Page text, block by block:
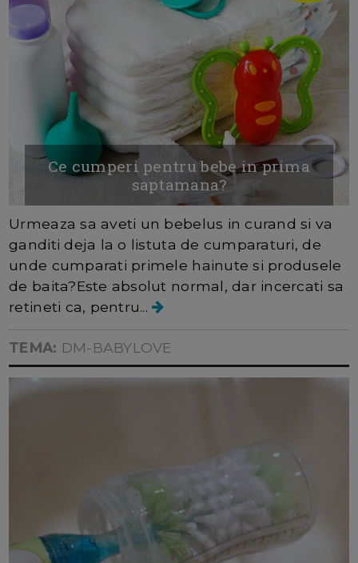
Ce cumperi pentru bebe in prima
saptamana?
Urmeaza sa aveti un bebelus in curand si va
ganditi deja la o listuta de cumparaturi, de
unde cumparati primele hainute si produsele
de baita?Este absolut normal, dar incercati sa
retineti ca, pentru...
TEMA: DM-BABYLOVE